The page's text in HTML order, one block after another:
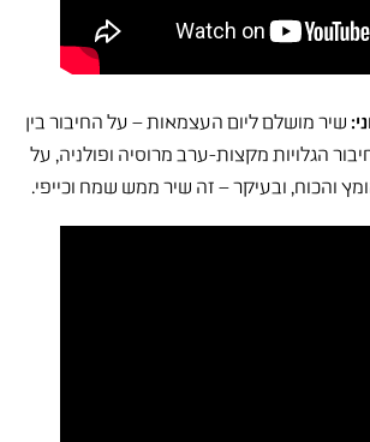
שיר מושלם ליום העצמאות – על החיבור בין
הגלויות מקצות-ערב מרוסיה ופולניה, על
והכוח, ובעיקר – זה שיר ממש שמח וכייפי.